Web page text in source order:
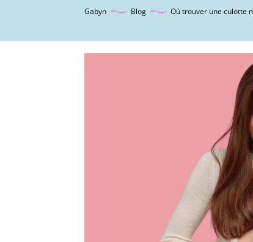
Gabyn Blog Où trouver une culotte